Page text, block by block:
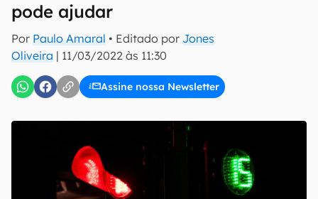
pode ajudar
Por Paulo Amaral • Editado por Jones
Oliveira | 11/03/2022 às 11:30
Assine nossa Newsletter
inscreva-se
Confirmo que li, aceito e concordo com os Termos de
Uso e Política de Privacidade do Canaltech.